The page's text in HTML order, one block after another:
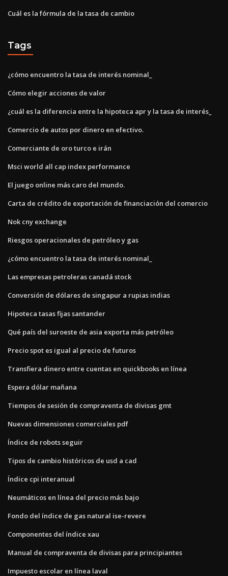
Cuál es la fórmula de la tasa de cambio
Tags
¿cómo encuentro la tasa de interés nominal_
Cómo elegir acciones de valor
¿cuál es la diferencia entre la hipoteca apr y la tasa de interés_
Comercio de autos por dinero en efectivo.
Comerciante de oro turco e irán
Msci world all cap index performance
El juego online más caro del mundo.
Carta de crédito de exportación de financiación del comercio
Nok cny exchange
Riesgos operacionales de petróleo y gas
¿cómo encuentro la tasa de interés nominal_
Las empresas petroleras canadá stock
Conversión de dólares de singapur a rupias indias
Hipoteca tasas fijas santander
Qué país del suroeste de asia exporta más petróleo
Precio spot es igual al precio de futuros
Transfiera dinero entre cuentas en quickbooks en línea
Espera dólar mañana
Tiempos de sesión de compraventa de divisas gmt
Nuevas dimensiones comerciales pdf
Índice de robots seguir
Tipos de cambio históricos de usd a cad
Índice cpi interanual
Neumáticos en línea del precio más bajo
Fondo del índice de gas natural ise-revere
Componentes del índice xau
Manual de compraventa de divisas para principiantes
Impuesto escolar en línea laval